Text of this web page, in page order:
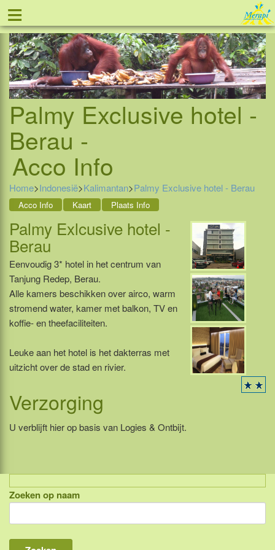
≡ Tel: 088 - 81 11 999
Palmy Exclusive hotel -
Berau -
Acco Info
Home>Indonesië>Kalimantan>Palmy Exclusive hotel - Berau
Acco Info Kaart Plaats Info
Palmy Exlcusive hotel -
Berau
Eenvoudig 3* hotel in het centrum van
Tanjung Redep, Berau.
Alle kamers beschikken over airco, warm
stromend water, kamer met balkon, TV en
koffie- en theefaciliteiten.
Leuke aan het hotel is het dakterras met
uitzicht over de stad en rivier.
Verzorging
U verblijft hier op basis van Logies & Ontbijt.
Indonesië, eilandcombinaties
Bali
Zoeken op naam